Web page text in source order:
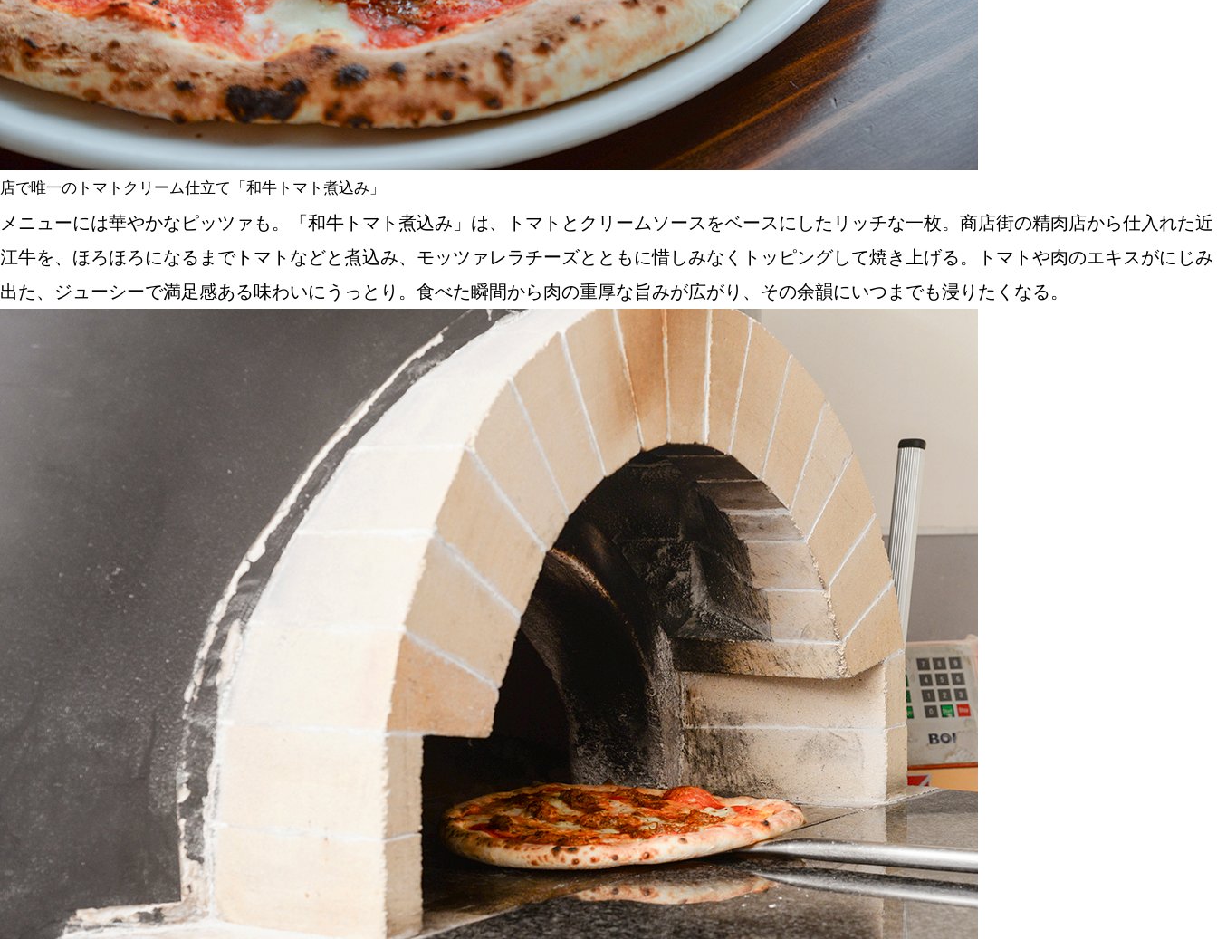
店で唯一のトマトクリーム仕立て「和牛トマト煮込み」
メニューには華やかなピッツァも。「和牛トマト煮込み」は、トマトとクリームソースをベースにしたリッチな一枚。商店街の精肉店から仕入れた近
江牛を、ほろほろになるまでトマトなどと煮込み、モッツァレラチーズとともに惜しみなくトッピングして焼き上げる。トマトや肉のエキスがにじみ
出た、ジューシーで満足感ある味わいにうっとり。食べた瞬間から肉の重厚な旨みが広がり、その余韻にいつまでも浸りたくなる。